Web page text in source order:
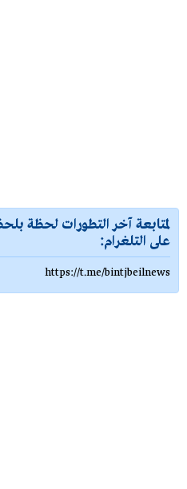
لمتابعة آخر التطورات لحظة
على التلغرام:
https://t.me/bintjbeilnews